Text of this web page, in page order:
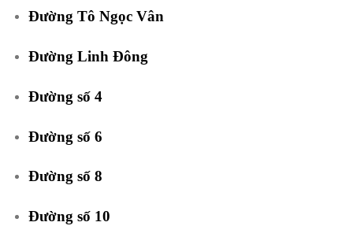
Đường Tô Ngọc Vân
Đường Linh Đông
Đường số 4
Đường số 6
Đường số 8
Đường số 10